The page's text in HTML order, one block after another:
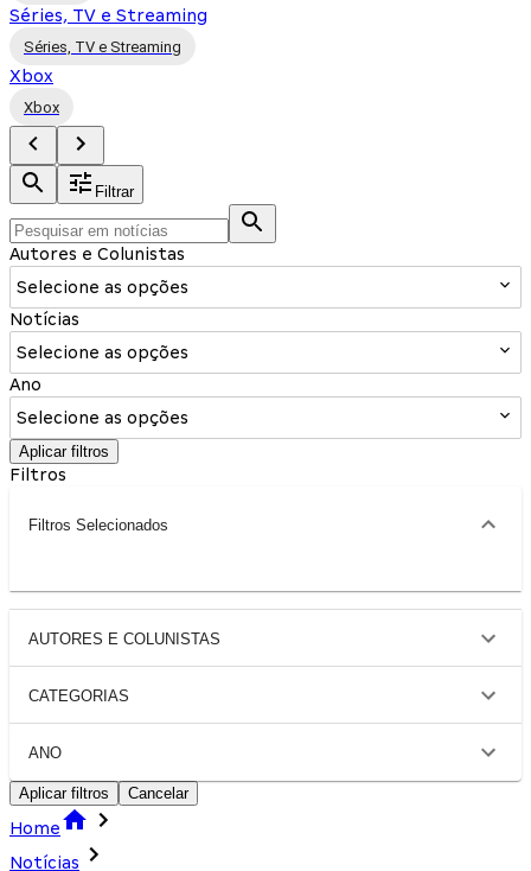
Séries, TV e Streaming
Séries, TV e Streaming
Xbox
Xbox
Filtrar
Autores e Colunistas
Selecione as opções
Notícias
Selecione as opções
Ano
Selecione as opções
Aplicar filtros
Filtros
Filtros Selecionados
AUTORES E COLUNISTAS
CATEGORIAS
ANO
Aplicar filtros Cancelar
Home
Notícias